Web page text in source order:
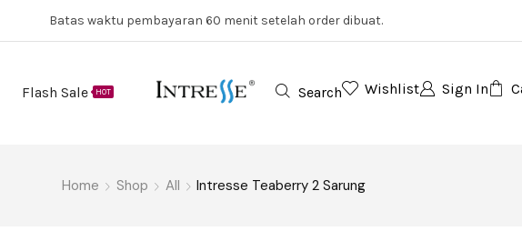
Batas waktu pembayaran 60 menit setelah order dibuat.
Flash Sale HOT Search Wishlist Sign In
Home Shop All Intresse Teaberry 2 Sarung